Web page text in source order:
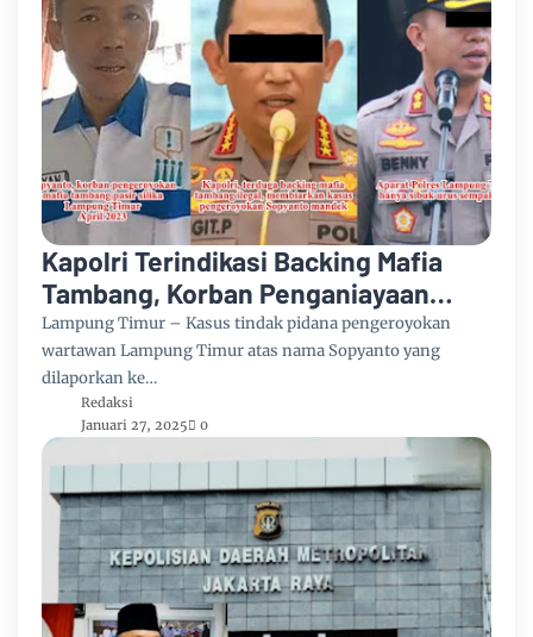
Kapolri Terindikasi Backing Mafia
Tambang, Korban Penganiayaan
Mafia Tambang Pasir Silika Lampung
Timur Tak Tersentuh Hukum
Lampung Timur – Kasus tindak pidana pengeroyokan
wartawan Lampung Timur atas nama Sopyanto yang
dilaporkan ke…
Redaksi
Januari 27, 2025
0